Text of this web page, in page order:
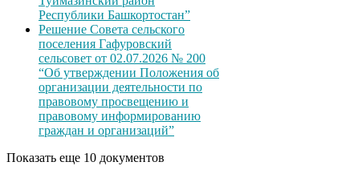
Республики Башкортостан”
Решение Совета сельского
поселения Гафуровский
сельсовет от 02.07.2026 № 200
“Об утверждении Положения об
организации деятельности по
правовому просвещению и
правовому информированию
граждан и организаций”
Показать еще 10 документов